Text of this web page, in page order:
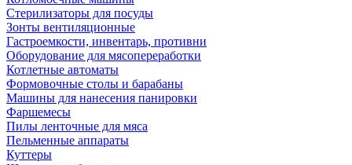
Стерилизаторы для посуды
Зонты вентиляционные
Гастроемкости, инвентарь, противни
Оборудование для мясопереработки
Котлетные автоматы
Формовочные столы и барабаны
Машины для нанесения панировки
Фаршемесы
Пилы ленточные для мяса
Пельменные аппараты
Куттеры